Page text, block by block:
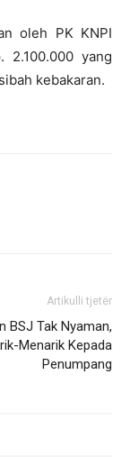
oleh PK KNPI
2.100.000 yang
kebakaran.
Artikulli tjetër
BSJ Tak Nyaman,
Menarik Kepada
Penumpang